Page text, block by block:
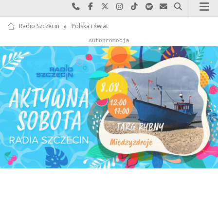
Najlepiej po prostu do nas zadzwoń
Odwiedź nas na Facebook-u
Odwiedź nas na X
Odwiedź nas na Instagram-ie
Odwiedź nas na TikTok-u
Szukaj nas na Spotify
Wyślij do nas
Szukaj
Radio Szczecin » Polska i świat
Autopromocja
Autopromocja
Reklama